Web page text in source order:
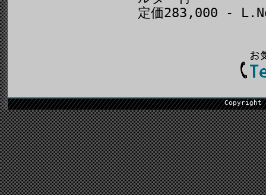
定価283,000 -
Copyright